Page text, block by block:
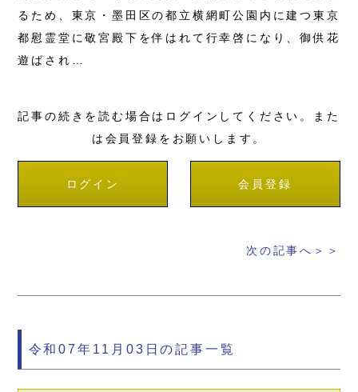
るため、東京・墨田区の都立横網町公園内に建つ東京
都慰霊堂に敬宮殿下を伴はれて行幸啓になり、御供花
遊ばされ…
記事の続きを読む場合はログインしてください。また
は会員登録をお願いします。
ログイン 会員登録
次の記事へ＞＞
令和07年11月03日の記事一覧